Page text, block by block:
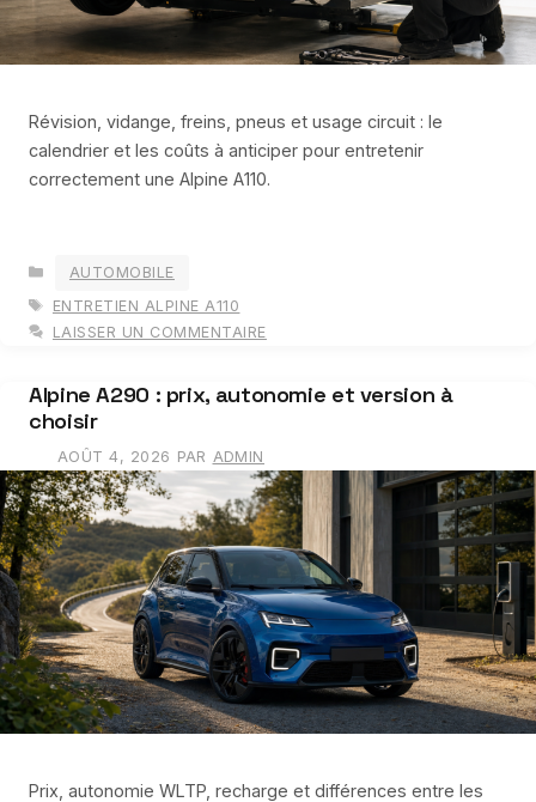
Révision, vidange, freins, pneus et usage circuit : le
calendrier et les coûts à anticiper pour entretenir
correctement une Alpine A110.
AUTOMOBILE
ÉTIQUETTES
ENTRETIEN ALPINE A110
LAISSER UN COMMENTAIRE
Alpine A290 : prix, autonomie et version à
choisir
AOÛT 4, 2026 PAR ADMIN
Prix, autonomie WLTP, recharge et différences entre les